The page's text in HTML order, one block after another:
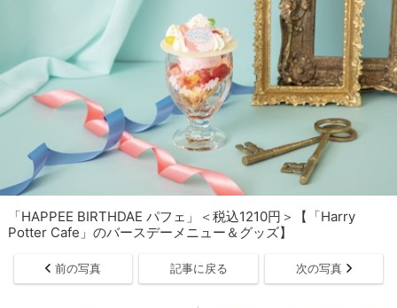
「HAPPEE BIRTHDAE パフェ」＜税込1210円＞【「Harry
Potter Cafe」のバースデーメニュー＆グッズ】
前の写真 記事に戻る 次の写真